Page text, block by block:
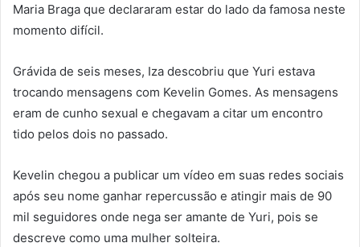
Maria Braga que declararam estar do lado da famosa neste
momento difícil.
Grávida de seis meses, Iza descobriu que Yuri estava
trocando mensagens com Kevelin Gomes. As mensagens
eram de cunho sexual e chegavam a citar um encontro
tido pelos dois no passado.
Kevelin chegou a publicar um vídeo em suas redes sociais
após seu nome ganhar repercussão e atingir mais de 90
mil seguidores onde nega ser amante de Yuri, pois se
descreve como uma mulher solteira.